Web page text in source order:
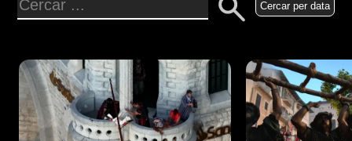
Cercar per data
de Déu de la